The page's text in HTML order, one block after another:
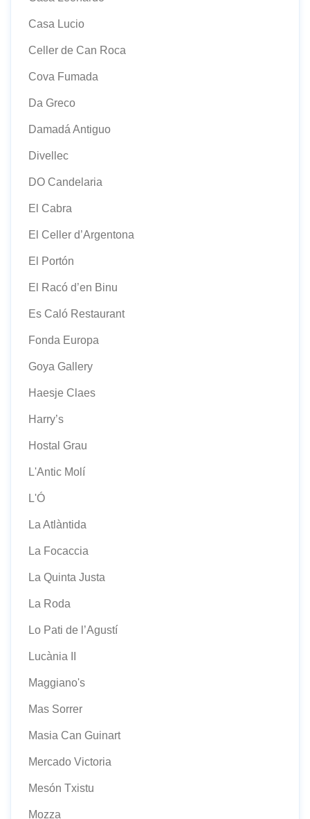
Casa Lucio
Celler de Can Roca
Cova Fumada
Da Greco
Damadá Antiguo
Divellec
DO Candelaria
El Cabra
El Celler d’Argentona
El Portón
El Racó d’en Binu
Es Caló Restaurant
Fonda Europa
Goya Gallery
Haesje Claes
Harry’s
Hostal Grau
L'Antic Molí
L'Ó
La Atlàntida
La Focaccia
La Quinta Justa
La Roda
Lo Pati de l’Agustí
Lucània II
Maggiano's
Mas Sorrer
Masia Can Guinart
Mercado Victoria
Mesón Txistu
Mozza